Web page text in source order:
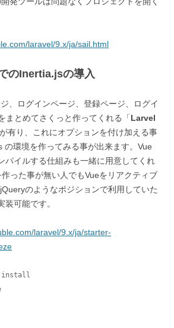
laravel/9.x/ja/sail.html
のInertia.jsの導入
、ログインページ、登録ページ、ログイ
まとめてさくっと作ってくれる「Larvel
有り、これにオプションを付け加える事
の環境を作ってみる事が出来ます。Vue
パイルする仕組みも一緒に用意してくれ
作った事が無い人でもVueをリアクティブ
のようなポジションで利用していた
装可能です。
laravel/9.x/ja/starter-